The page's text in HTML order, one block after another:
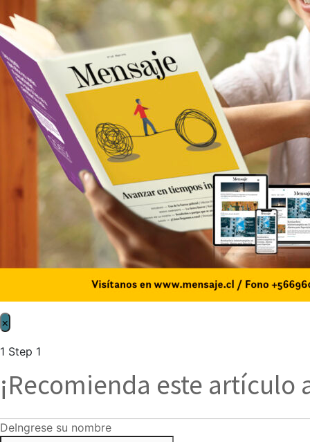
×
1 Step 1
¡Recomienda este artículo
DeIngrese su nombre